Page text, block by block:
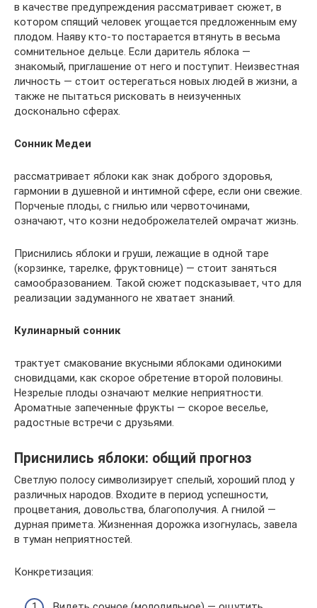
в качестве предупреждения рассматривает сюжет, в
котором спящий человек угощается предложенным ему
плодом. Наяву кто-то постарается втянуть в весьма
сомнительное дельце. Если даритель яблока —
знакомый, приглашение от него и поступит. Неизвестная
личность — стоит остерегаться новых людей в жизни, а
также не пытаться рисковать в неизученных
досконально сферах.
Сонник Медеи
рассматривает яблоки как знак доброго здоровья,
гармонии в душевной и интимной сфере, если они свежие.
Порченые плоды, с гнилью или червоточинами,
означают, что козни недоброжелателей омрачат жизнь.
Приснились яблоки и груши, лежащие в одной таре
(корзинке, тарелке, фруктовнице) — стоит заняться
самообразованием. Такой сюжет подсказывает, что для
реализации задуманного не хватает знаний.
Кулинарный сонник
трактует смакование вкусными яблоками одинокими
сновидцами, как скорое обретение второй половины.
Незрелые плоды означают мелкие неприятности.
Ароматные запеченные фрукты — скорое веселье,
радостные встречи с друзьями.
Приснились яблоки: общий прогноз
Светлую полосу символизирует спелый, хороший плод у
различных народов. Входите в период успешности,
процветания, довольства, благополучия. А гнилой —
дурная примета. Жизненная дорожка изогнулась, завела
в туман неприятностей.
Конкретизация: